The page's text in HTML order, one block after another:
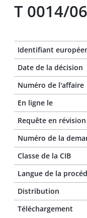
T 0014/
Identifiant
Date de la décision
Numéro de l'affaire
En ligne le
Requête en
Numéro de la
Classe de la CIB
Langue de la
Distribution
Téléchargement